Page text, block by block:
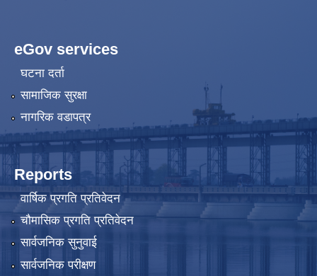
eGov services
घटना दर्ता
सामाजिक सुरक्षा
नागरिक वडापत्र
Reports
वार्षिक प्रगति प्रतिवेदन
चौमासिक प्रगति प्रतिवेदन
सार्वजनिक सुनुवाई
सार्वजनिक परीक्षण